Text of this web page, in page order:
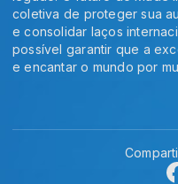
coletiva de proteger sua
e consolidar laços
possível garantir que a
e encantar o mundo por